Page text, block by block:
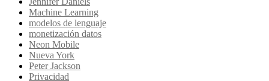
Machine Learning
modelos de lenguaje
monetización datos
Neon Mobile
Nueva York
Peter Jackson
Privacidad